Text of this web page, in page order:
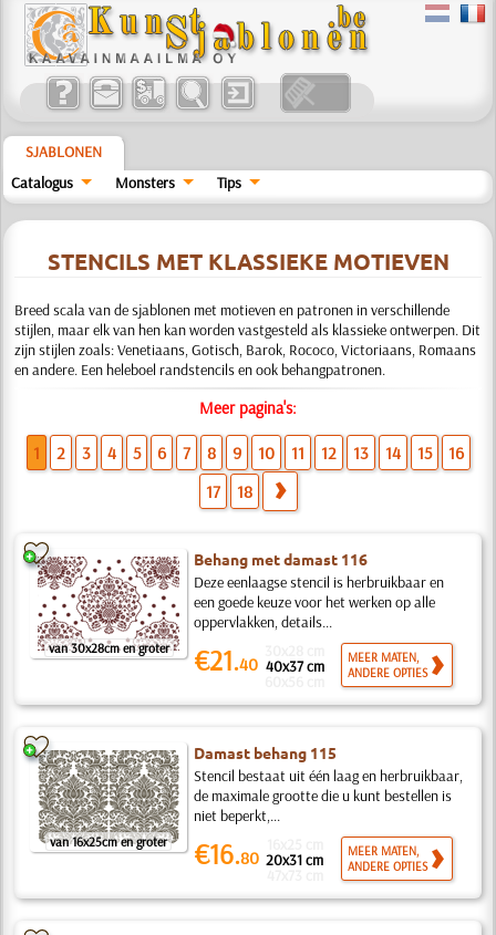
SJABLONEN
Catalogus
Monsters Tips
STENCILS MET KLASSIEKE MOTIEVEN
Breed scala van de sjablonen met motieven en patronen in verschillende
stijlen, maar elk van hen kan worden vastgesteld als klassieke ontwerpen. Dit
zijn stijlen zoals: Venetiaans, Gotisch, Barok, Rococo, Victoriaans, Romaans
en andere. Een heleboel randstencils en ook behangpatronen.
Meer pagina's:
1 2 3 4 5 6 7 8 9 10 11 12 13 14 15
16
17
18
van 30x28cm en groter
Behang met damast 116
Deze eenlaagse stencil is herbruikbaar en
een goede keuze voor het werken op alle
oppervlakken, details...
€21.40 40x37 cm
MEER MATEN,
ANDERE OPTIES
van 16x25cm en groter
Damast behang 115
Stencil bestaat uit één laag en herbruikbaar,
de maximale grootte die u kunt bestellen is
niet beperkt,...
€16.80 20x31 cm
MEER MATEN,
ANDERE OPTIES